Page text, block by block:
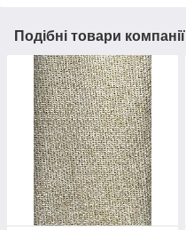
Подібні товари компанії